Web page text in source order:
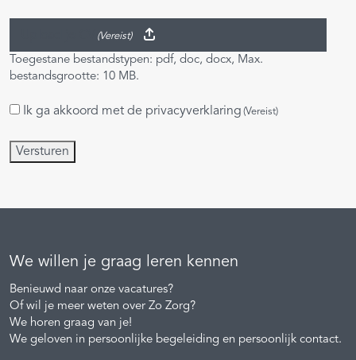
(Vereist)
Toegestane bestandstypen: pdf, doc, docx, Max.
bestandsgrootte: 10 MB.
Instemming
Ik ga akkoord met de privacyverklaring (Vereist)
Versturen
We willen je graag leren kennen
Benieuwd naar onze vacatures?
Of wil je meer weten over Zo Zorg?
We horen graag van je!
We geloven in persoonlijke begeleiding en persoonlijk contact.